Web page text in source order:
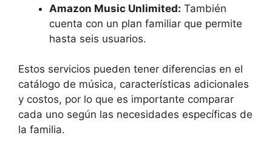
Amazon Music Unlimited: También
cuenta con un plan familiar que permite
hasta seis usuarios.
Estos servicios pueden tener diferencias en el
catálogo de música, características adicionales
y costos, por lo que es importante comparar
cada uno según las necesidades específicas de
la familia.